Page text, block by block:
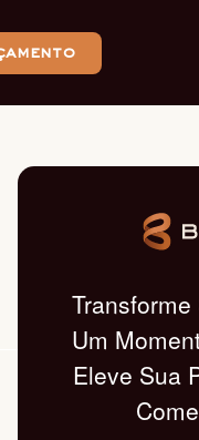
Um
Eleve Sua